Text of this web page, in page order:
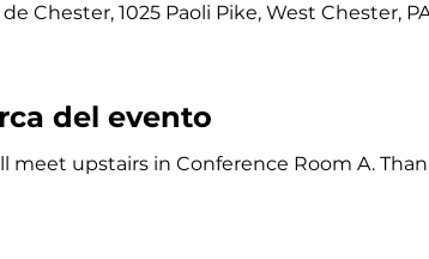
Chester, 1025 Paoli Pike, West Chester,
del evento
meet upstairs in Conference Room A.